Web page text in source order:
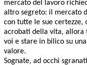
mercato del lavoro
altro segreto: il mercato
con tutte le sue
acrobati della vita, allora
voi e stare in bilico su
valore.
Sognate, ad occhi